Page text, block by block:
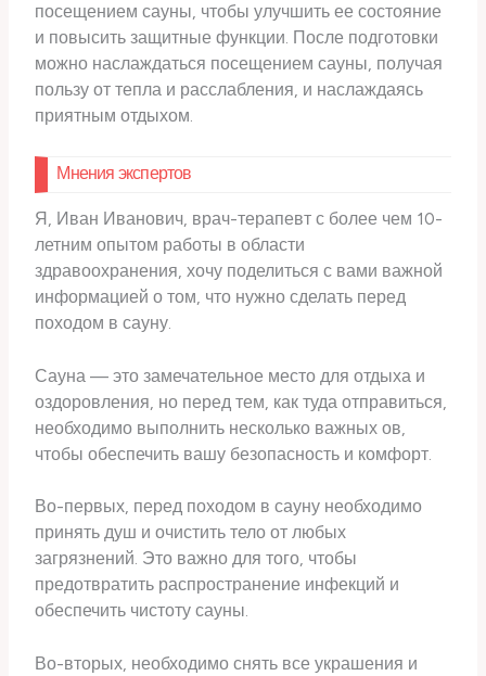
посещением сауны, чтобы улучшить ее состояние
и повысить защитные функции. После подготовки
можно наслаждаться посещением сауны, получая
пользу от тепла и расслабления, и наслаждаясь
приятным отдыхом.
Мнения экспертов
Я, Иван Иванович, врач-терапевт с более чем 10-
летним опытом работы в области
здравоохранения, хочу поделиться с вами важной
информацией о том, что нужно сделать перед
походом в сауну.
Сауна — это замечательное место для отдыха и
оздоровления, но перед тем, как туда отправиться,
необходимо выполнить несколько важных ов,
чтобы обеспечить вашу безопасность и комфорт.
Во-первых, перед походом в сауну необходимо
принять душ и очистить тело от любых
загрязнений. Это важно для того, чтобы
предотвратить распространение инфекций и
обеспечить чистоту сауны.
Во-вторых, необходимо снять все украшения и